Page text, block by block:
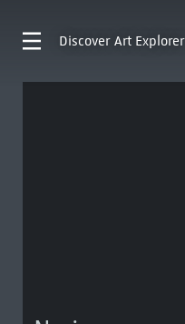
Discover Art Explorer